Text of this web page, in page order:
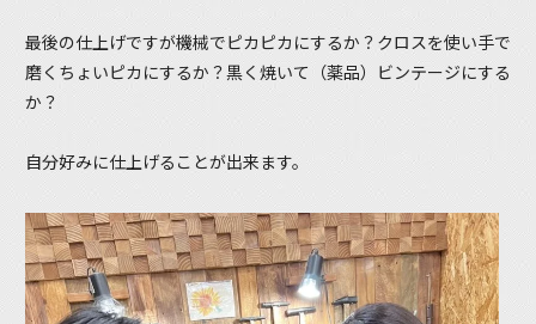
最後の仕上げですが機械でピカピカにするか？クロスを使い手で
磨くちょいピカにするか？黒く焼いて（薬品）ビンテージにする
か？
自分好みに仕上げることが出来ます。